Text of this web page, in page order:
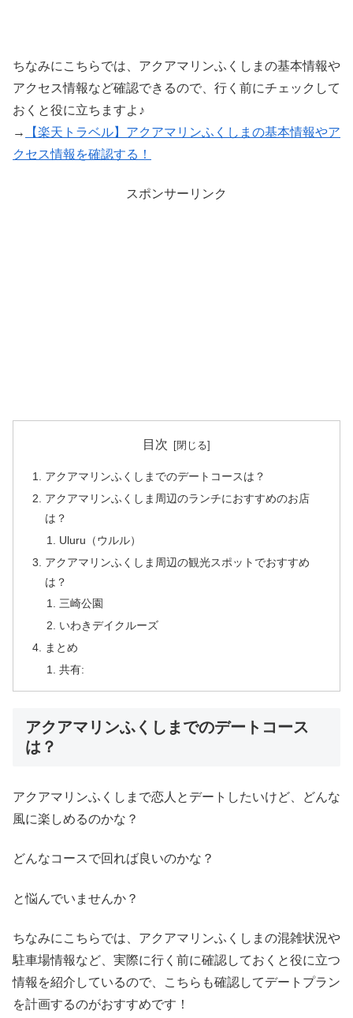
ちなみにこちらでは、アクアマリンふくしまの基本情報や
アクセス情報など確認できるので、行く前にチェックして
おくと役に立ちますよ♪
→
【楽天トラベル】アクアマリンふくしまの基本情報やア
クセス情報を確認する！
スポンサーリンク
目次
アクアマリンふくしまでのデートコースは？
アクアマリンふくしま周辺のランチにおすすめのお店
は？
Uluru（ウルル）
アクアマリンふくしま周辺の観光スポットでおすすめ
は？
三崎公園
いわきデイクルーズ
まとめ
共有:
アクアマリンふくしまでのデートコース
は？
アクアマリンふくしまで恋人とデートしたいけど、どんな
風に楽しめるのかな？
どんなコースで回れば良いのかな？
と悩んでいませんか？
ちなみにこちらでは、アクアマリンふくしまの混雑状況や
駐車場情報など、実際に行く前に確認しておくと役に立つ
情報を紹介しているので、こちらも確認してデートプラン
を計画するのがおすすめです！